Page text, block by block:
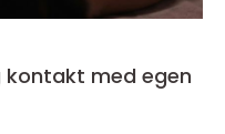
kontakt med egen